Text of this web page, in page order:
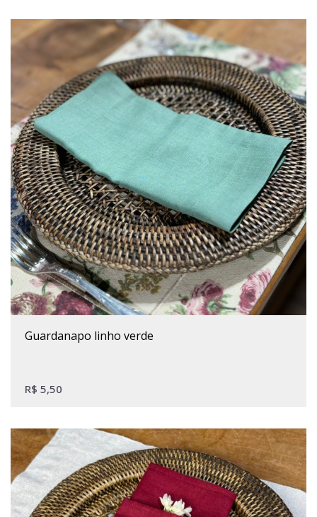
guardanapo linho verde
R$ 5,50